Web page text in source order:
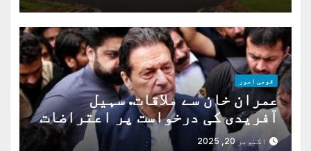
قومی امور
عمران خان سے ملاقات. سہیل
آفریدی کی درخواست پر اعتراضات
دوراکتوبر 20, 2025